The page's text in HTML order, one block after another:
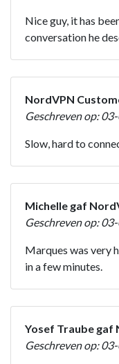
Nice guy, it has
conversation he
NordVPN
Geschreven op:
Slow, hard to
Michelle gaf
Geschreven op:
Marques was very
in a few minutes.
Yosef Traube gaf
Geschreven op: